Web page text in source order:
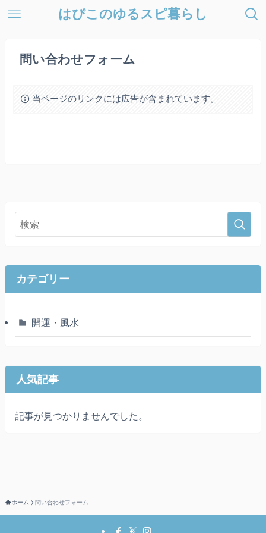
はぴこのゆるスピ暮らし
問い合わせフォーム
当ページのリンクには広告が含まれています。
カテゴリー
開運・風水
人気記事
記事が見つかりませんでした。
ホーム 問い合わせフォーム